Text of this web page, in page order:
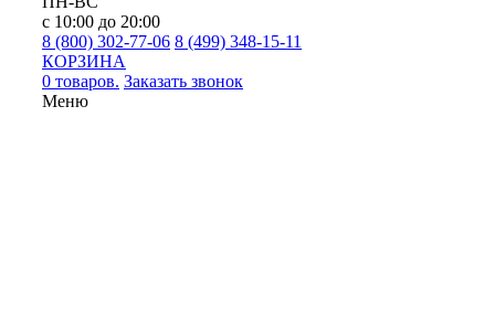
с 10:00 до 20:00
8 (800) 302-77-06 8 (499) 348-15-11
КОРЗИНА
0 товаров. Заказать звонок
Меню